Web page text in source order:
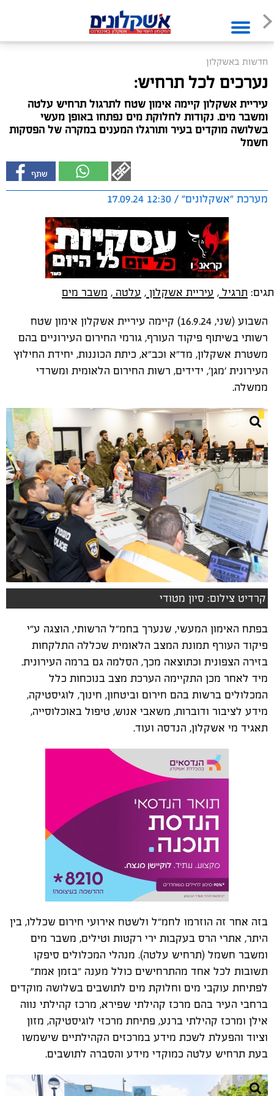
חדשות באשקלון
נערכים לכל תרחיש:
עיריית אשקלון קיימה אימון שטח לתרגול תרחיש עלטה
ומשבר מים. נקודות לחלוקת מים נפתחו באופן מעשי
בשלושה מוקדים בעיר ותורגלו המענים במקרה של הפסקות
חשמל
מערכת "אשקלונים" / 12:30 17.09.24
תגים: תרגיל , עיריית אשקלון , עלטה , משבר מים
השבוע (שני, 16.9.24) קיימה עיריית אשקלון אימון שטח
רשותי בשיתוף פיקוד העורף, גורמי החירום העירוניים בהם
משטרת אשקלון, מד״א וכב״א, כיתת הכוננות, יחידת החילוץ
העירונית ׳מגן׳, ידידים, רשות החירום הלאומית ומשרדי
ממשלה.
קרדיט צילום: סיון מטודי
בפתח האימון המעשי, שנערך בחמ״ל הרשותי, הוצגה ע״י
פיקוד העורף תמונת המצב הלאומית שכללה התלקחות
בזירה הצפונית וכתוצאה מכך, הסלמה גם ברמה העירונית.
מיד לאחר מכן התקיימה הערכת מצב בנוכחות כלל
המכלולים ברשות בהם חירום וביטחון, חינוך, לוגיסטיקה,
מידע לציבור ודוברות, משאבי אנוש, טיפול באוכלוסייה,
תאגיד מי אשקלון, הנדסה ועוד.
בזה אחר זה הוזרמו לחמ״ל ולשטח אירועי חירום שכללו, בין
היתר, אתרי הרס בעקבות ירי רקטות וטילים, משבר מים
ומשבר חשמל (תרחיש עלטה). מנהלי המכלולים סיפקו
תשובות לכל אחד מהתרחישים כולל מענה ״בזמן אמת״
לפתיחת עוקבי מים וחלוקת מים לתושבים בשלושה מוקדים
ברחבי העיר בהם מרכז קהילתי שפירא, מרכז קהילתי נווה
אילן ומרכז קהילתי ברנע, פתיחת מרכזי לוגיסטיקה, מזון
וציוד והפעלת לשכת מידע במרכזים הקהילתיים שישמשו
בעת תרחיש עלטה כמוקדי מידע והסברה לתושבים.